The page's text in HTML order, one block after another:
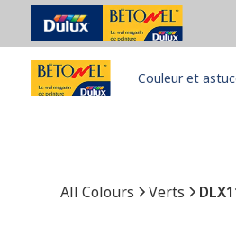
Couleur et
All Colours Verts